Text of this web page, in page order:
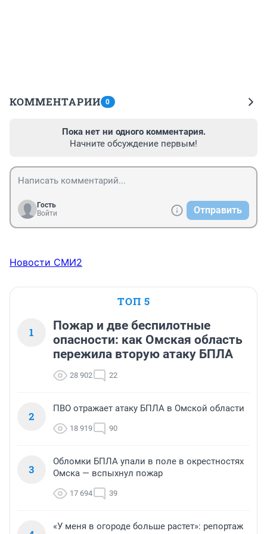
КОММЕНТАРИИ 0
Пока нет ни одного комментария.
Начните обсуждение первым!
Гость
Войти
Отправить
Новости СМИ2
ТОП 5
1
Пожар и две беспилотные
опасности: как Омская область
пережила вторую атаку БПЛА
28 902 22
2
ПВО отражает атаку БПЛА в Омской области
18 919 90
3
Обломки БПЛА упали в поле в окрестностях
Омска — вспыхнул пожар
17 694 39
«У меня в огороде больше растет»: репортаж